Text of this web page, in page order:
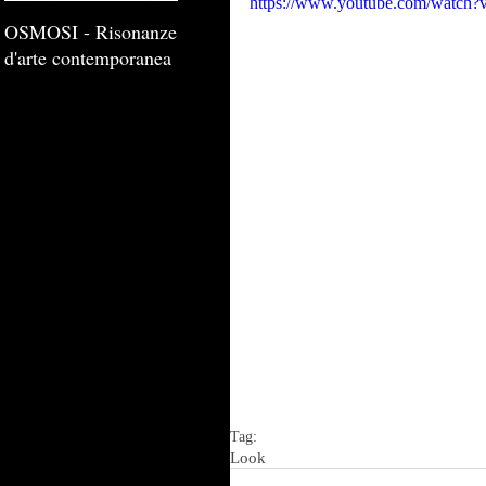
Tag:
Look
OSMOSI - Risonanze
d'arte contemporanea